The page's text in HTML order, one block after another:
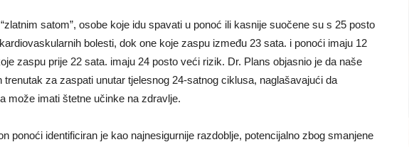
satom”, osobe koje idu spavati u ponoć ili kasnije suočene su s 25 posto
bolesti, dok one koje zaspu između 23 sata. i ponoći imaju 12
zaspu prije 22 sata. imaju 24 posto veći rizik. Dr. Plans objasnio je da naše
trenutak za zaspati unutar tjelesnog 24-satnog ciklusa, naglašavajući da
može imati štetne učinke na zdravlje.
ponoći identificiran je kao najnesigurnije razdoblje, potencijalno zbog smanjene